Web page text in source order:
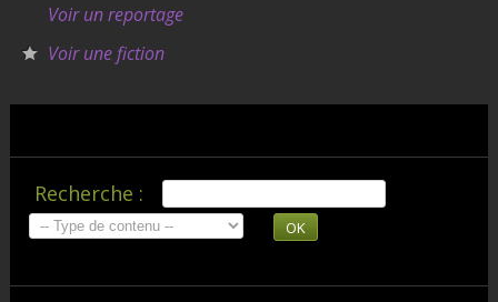
Voir un reportage
Voir une fiction
Recherche :
OK